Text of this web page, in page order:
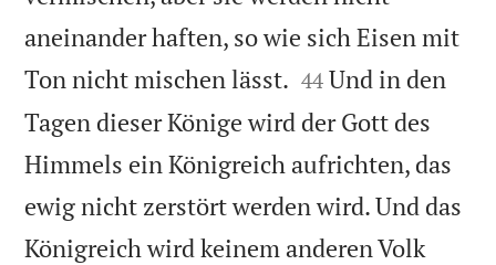
aneinander haften, so wie sich Eisen mit
Ton nicht mischen lässt. 

44 Und in den
Tagen dieser Könige wird der Gott des
Himmels ein Königreich aufrichten, das
ewig nicht zerstört werden wird. Und das
Königreich wird keinem anderen Volk